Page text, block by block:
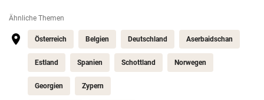
Ähnliche Themen
Österreich Belgien Deutschland Aserbaidschan
Estland Spanien Schottland Norwegen
Georgien Zypern